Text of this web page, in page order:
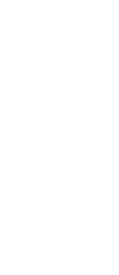
された。
で
ビラン州の隣)